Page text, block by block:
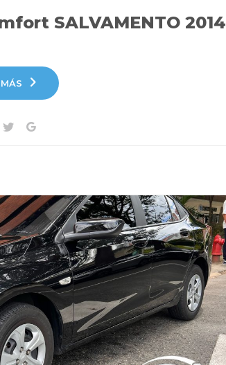
SALVAMENTO 2014
TwitterGoogle+